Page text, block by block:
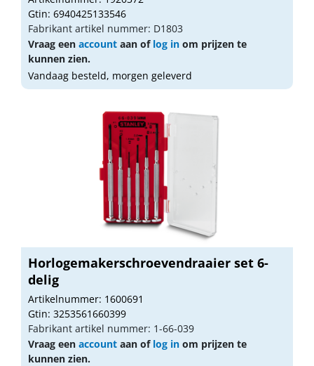
Gtin: 6940425133546
Fabrikant artikel nummer: D1803
Vraag een account aan of log in om prijzen te
kunnen zien.
Vandaag besteld, morgen geleverd
Horlogemakerschroevendraaier set 6-
delig
Artikelnummer: 1600691
Gtin: 3253561660399
Fabrikant artikel nummer: 1-66-039
Vraag een account aan of log in om prijzen te
kunnen zien.